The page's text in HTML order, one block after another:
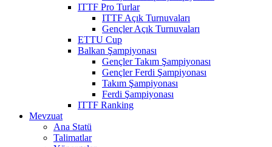
ITTF Pro Turlar
ITTF Açık Turnuvaları
Gençler Açık Turnuvaları
ETTU Cup
Balkan Şampiyonası
Gençler Takım Şampiyonası
Gençler Ferdi Şampiyonası
Takım Şampiyonası
Ferdi Şampiyonası
ITTF Ranking
Mevzuat
Ana Statü
Talimatlar